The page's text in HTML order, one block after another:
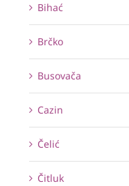
Bihać
Brčko
Busovača
Cazin
Čelić
Čitluk